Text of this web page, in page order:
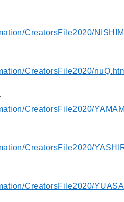
CreatorsFile2020/
CreatorsFile2020/
CreatorsFile2020/
CreatorsFile2020/
CreatorsFile2020/